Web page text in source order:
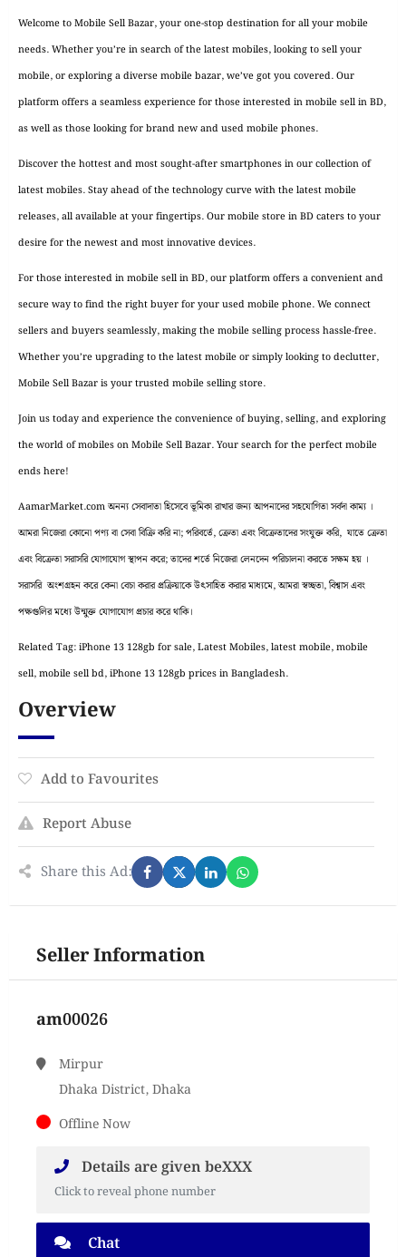
Welcome to Mobile Sell Bazar, your one-stop destination for all your mobile
needs. Whether you’re in search of the latest mobiles, looking to sell your
mobile, or exploring a diverse mobile bazar, we’ve got you covered. Our
platform offers a seamless experience for those interested in mobile sell in BD,
as well as those looking for brand new and used mobile phones.
Discover the hottest and most sought-after smartphones in our collection of
latest mobiles. Stay ahead of the technology curve with the latest mobile
releases, all available at your fingertips. Our mobile store in BD caters to your
desire for the newest and most innovative devices.
For those interested in mobile sell in BD, our platform offers a convenient and
secure way to find the right buyer for your used mobile phone. We connect
sellers and buyers seamlessly, making the mobile selling process hassle-free.
Whether you’re upgrading to the latest mobile or simply looking to declutter,
Mobile Sell Bazar is your trusted mobile selling store.
Join us today and experience the convenience of buying, selling, and exploring
the world of mobiles on Mobile Sell Bazar. Your search for the perfect mobile
ends here!
AamarMarket.com অনন্য সেবাদাতা হিসেবে ভূমিকা রাখার জন্য আপনাদের সহযোগিতা সর্বদা কাম্য ।
আমরা নিজেরা কোনো পণ্য বা সেবা বিক্রি করি না; পরিবর্তে, ক্রেতা এবং বিক্রেতাদের সংযুক্ত করি, যাতে ক্রেতা
এবং বিক্রেতা সরাসরি যোগাযোগ স্থাপন করে; তাদের শর্তে নিজেরা লেনদেন পরিচালনা করতে সক্ষম হয় ।
সরাসরি অংশগ্রহন করে কেনা বেচা করার প্রক্রিয়াকে উৎসাহিত করার মাধ্যমে, আমরা স্বচ্ছতা, বিশ্বাস এবং
পক্ষগুলির মধ্যে উন্মুক্ত যোগাযোগ প্রচার করে থাকি।
Related Tag: iPhone 13 128gb for sale, Latest Mobiles, latest mobile, mobile
sell, mobile sell bd, iPhone 13 128gb prices in Bangladesh.
Overview
Add to Favourites
Report Abuse
Share this Ad:
Seller Information
am00026
Mirpur
Dhaka District, Dhaka
Offline Now
Details are given beXXX
Click to reveal phone number
Chat